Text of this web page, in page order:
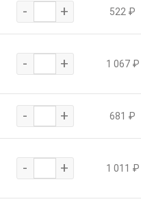
- + 522 ₽
- + 1 067 ₽
- + 681 ₽
- + 1 011 ₽